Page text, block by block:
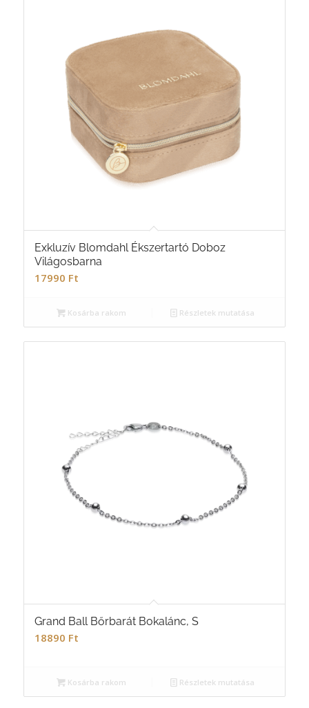
Exkluzív Blomdahl Ékszertartó Doboz
Világosbarna
17990 Ft
Kosárba rakom Részletek mutatása
Grand Ball Bőrbarát Bokalánc, S
18890 Ft
Kosárba rakom Részletek mutatása